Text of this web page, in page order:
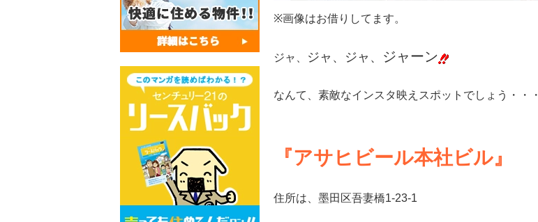
※画像はお借りしてます。
ジャ、 ジャ、ジャ、 ジャーン
なんて、素敵なインスタ映えスポットでしょう・・・
『アサヒビール本社ビル』
住所は、墨田区吾妻橋1-23-1